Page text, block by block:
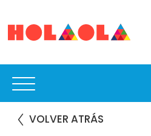
VOLVER ATRÁS